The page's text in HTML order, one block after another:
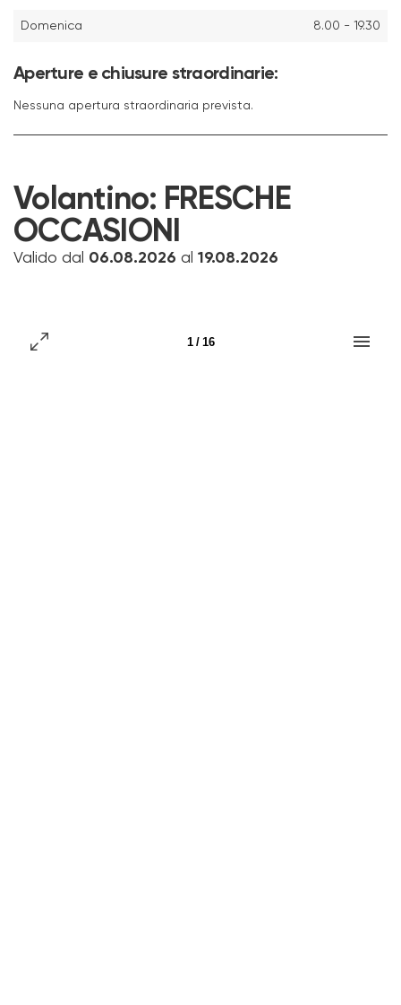
Domenica 8.00 - 19.30
Aperture e chiusure straordinarie:
Nessuna apertura straordinaria prevista.
Volantino: FRESCHE
OCCASIONI
Valido dal 06.08.2026 al 19.08.2026